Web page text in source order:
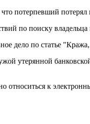
потерпевший
по поиску
дело по статье "Кража,
утерянной
относиться к